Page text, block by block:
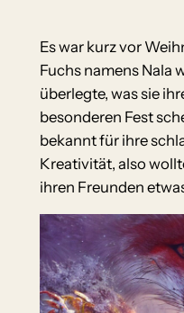
Es war kurz vor
Fuchs namens Nala
überlegte, was sie
besonderen Fest
bekannt für ihre
Kreativität, also
ihren Freunden